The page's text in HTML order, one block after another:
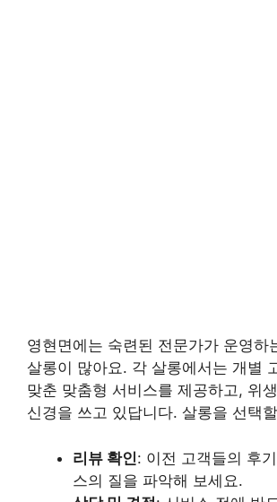
영현면에는 숙련된 전문가가 운영하
살롱이 많아요. 각 살롱에서는 개별
맞춘 맞춤형 서비스를 제공하고, 위
신경을 쓰고 있답니다. 살롱을 선택
리뷰 확인: 이전 고객들의 후
스의 질을 파악해 보세요.